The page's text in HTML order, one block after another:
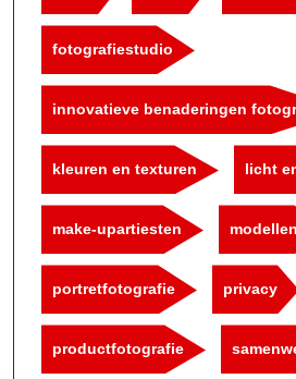
fotografiestudio
innovatieve benaderingen
kleuren en texturen licht
make-upartiesten modellen
portretfotografie privacy
productfotografie